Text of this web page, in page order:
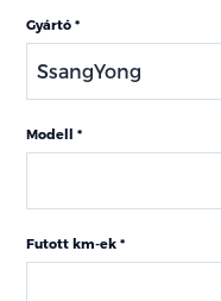
Gyártó
Modell
Futott km-ek